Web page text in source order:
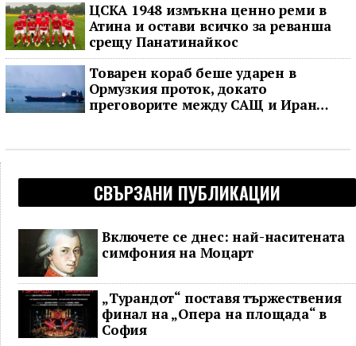
ЦСКА 1948 измъкна ценно реми в
Атина и остави всичко за реванша
срещу Панатинайкос
Товарен кораб беше ударен в
Ормузкия проток, докато
преговорите между САЩ и Иран
СВЪРЗАНИ ПУБЛИКАЦИИ
Включете се днес: най-наситената
симфония на Моцарт
„Турандот“ поставя тържествения
финал на „Опера на площада“ в
София